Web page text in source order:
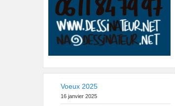
Voeux 2025
16 janvier 2025